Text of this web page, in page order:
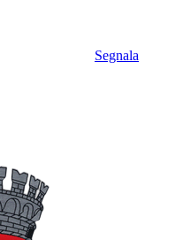
Segnala